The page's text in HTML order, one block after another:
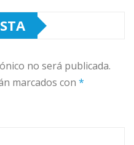
no será publicada.
marcados con *